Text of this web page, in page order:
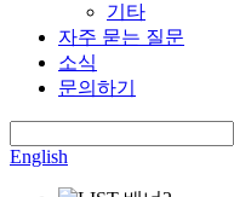
기타
자주 묻는 질문
소식
문의하기
English